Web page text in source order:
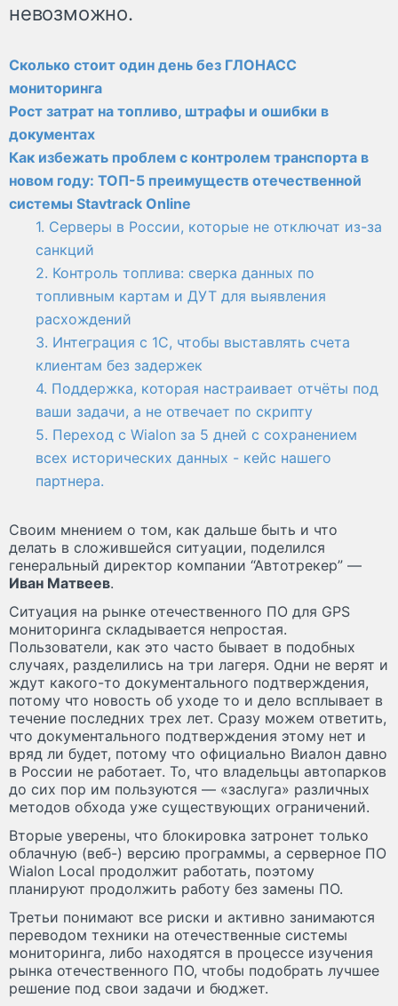
невозможно.
Сколько стоит один день без ГЛОНАСС
мониторинга
Рост затрат на топливо, штрафы и ошибки в
документах
Как избежать проблем с контролем транспорта в
новом году: ТОП-5 преимуществ отечественной
системы Stavtrack Online
1. Серверы в России, которые не отключат из-за
санкций
2. Контроль топлива: сверка данных по
топливным картам и ДУТ для выявления
расхождений
3. Интеграция с 1С, чтобы выставлять счета
клиентам без задержек
4. Поддержка, которая настраивает отчёты под
ваши задачи, а не отвечает по скрипту
5. Переход с Wialon за 5 дней с сохранением
всех исторических данных - кейс нашего
партнера.
Своим мнением о том, как дальше быть и что
делать в сложившейся ситуации, поделился
генеральный директор компании “Автотрекер” —
Иван Матвеев.
Ситуация на рынке отечественного ПО для GPS
мониторинга складывается непростая.
Пользователи, как это часто бывает в подобных
случаях, разделились на три лагеря. Одни не верят и
ждут какого-то документального подтверждения,
потому что новость об уходе то и дело всплывает в
течение последних трех лет. Сразу можем ответить,
что документального подтверждения этому нет и
вряд ли будет, потому что официально Виалон давно
в России не работает. То, что владельцы автопарков
до сих пор им пользуются — «заслуга» различных
методов обхода уже существующих ограничений.
Вторые уверены, что блокировка затронет только
облачную (веб-) версию программы, а серверное ПО
Wialon Local продолжит работать, поэтому
планируют продолжить работу без замены ПО.
Третьи понимают все риски и активно занимаются
переводом техники на отечественные системы
мониторинга, либо находятся в процессе изучения
рынка отечественного ПО, чтобы подобрать лучшее
решение под свои задачи и бюджет.